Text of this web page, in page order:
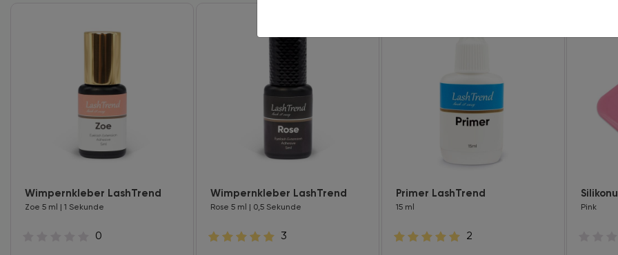
Wimpernkleber LashTrend
Zoe 5 ml | 1 Sekunde
0
Wimpernkleber LashTrend
Rose 5 ml | 0,5 Sekunde
3
Primer LashTrend
15 ml
2
Pink